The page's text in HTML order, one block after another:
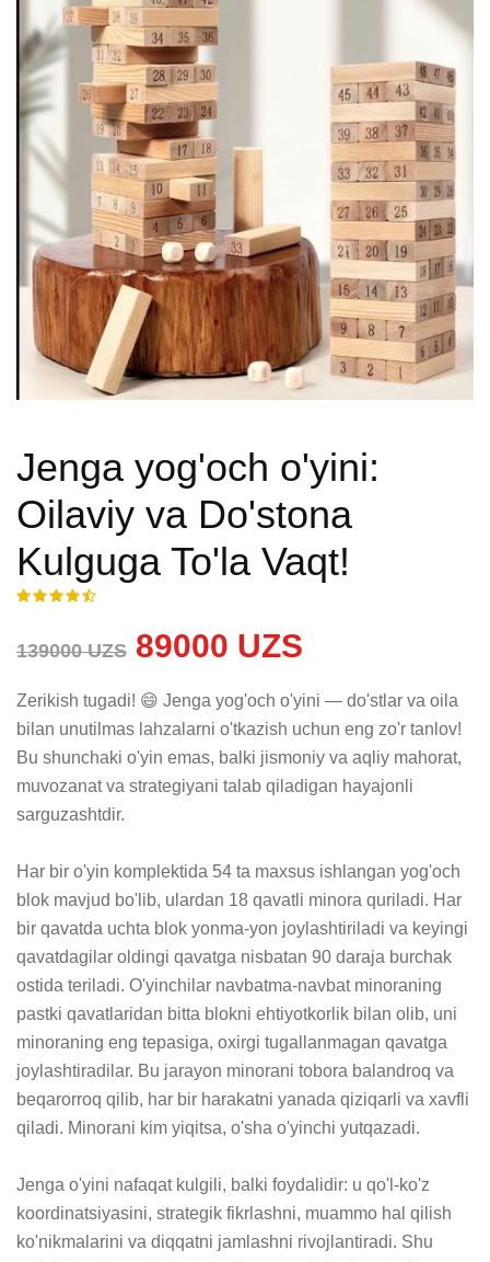
Jenga yog'och o'yini:
Oilaviy va Do'stona
Kulguga To'la Vaqt!
139000 UZS 89000 UZS
Zerikish tugadi! 😄 Jenga yog'och o'yini — do'stlar va oila
bilan unutilmas lahzalarni o'tkazish uchun eng zo'r tanlov!
Bu shunchaki o'yin emas, balki jismoniy va aqliy mahorat,
muvozanat va strategiyani talab qiladigan hayajonli
sarguzashtdir.
Har bir o'yin komplektida 54 ta maxsus ishlangan yog'och
blok mavjud bo'lib, ulardan 18 qavatli minora quriladi. Har
bir qavatda uchta blok yonma-yon joylashtiriladi va keyingi
qavatdagilar oldingi qavatga nisbatan 90 daraja burchak
ostida teriladi. O'yinchilar navbatma-navbat minoraning
pastki qavatlaridan bitta blokni ehtiyotkorlik bilan olib, uni
minoraning eng tepasiga, oxirgi tugallanmagan qavatga
joylashtiradilar. Bu jarayon minorani tobora balandroq va
beqarorroq qilib, har bir harakatni yanada qiziqarli va xavfli
qiladi. Minorani kim yiqitsa, o'sha o'yinchi yutqazadi.
Jenga o'yini nafaqat kulgili, balki foydalidir: u qo'l-ko'z
koordinatsiyasini, strategik fikrlashni, muammo hal qilish
ko'nikmalarini va diqqatni jamlashni rivojlantiradi. Shu